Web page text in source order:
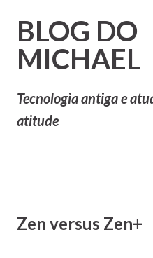
BLOG DO
MICHAEL
Tecnologia antiga e
atitude
Zen versus Zen+